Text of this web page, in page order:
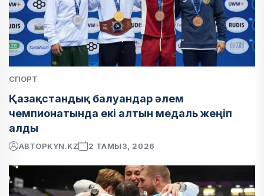
СПОРТ
Қазақстандық балуандар әлем
чемпионатында екі алтын медаль жеңіп
алды
АВТОРKYN.KZ 2 ТАМЫЗ, 2026